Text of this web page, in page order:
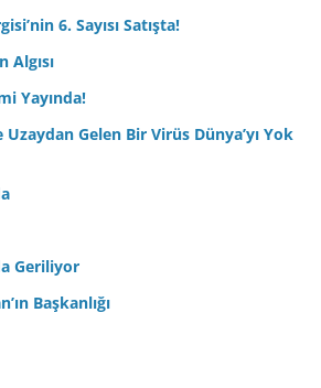
6. Sayısı Satışta!
Algısı
Yayında!
Gelen Bir Virüs Dünya’yı Yok
Geriliyor
Başkanlığı